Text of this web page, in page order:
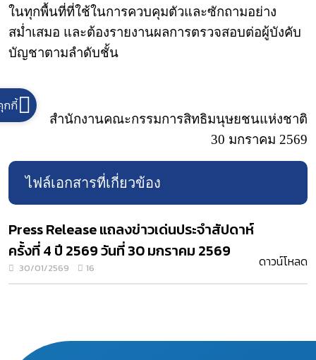
ในทุกพื้นที่ที่ใช้ในการควบคุมตัวและซักถามอย่าง
สม่ำเสมอ และต้องรายงานผลการตรวจสอบต่อผู้บังคับ
บัญชาตามลำดับชั้น
สำนักงานคณะกรรมการสิทธิมนุษยชนแห่งชาติ
30 มกราคม 2569
ไฟล์เอกสารที่เกี่ยวข้อง
Press Release แถลงข่าวเด่นประจำสัปดาห์
ครั้งที่ 4 ปี 2569 วันที่ 30 มกราคม 2569
30/01/2569 16 ดาวน์โหลด
กกี้